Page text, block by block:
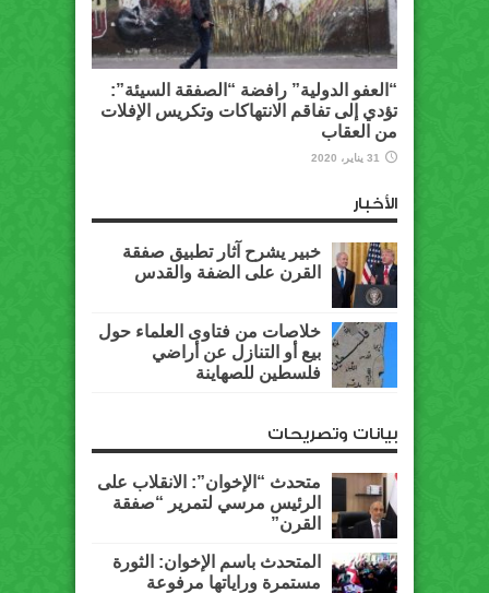
“العفو الدولية” رافضة “الصفقة السيئة”:
تؤدي إلى تفاقم الانتهاكات وتكريس الإفلات
من العقاب
31 يناير، 2020
الأخبار
خبير يشرح آثار تطبيق صفقة
القرن على الضفة والقدس
خلاصات من فتاوى العلماء حول
بيع أو التنازل عن أراضي
فلسطين للصهاينة
بيانات وتصريحات
متحدث “الإخوان”: الانقلاب على
الرئيس مرسي لتمرير “صفقة
القرن”
المتحدث باسم الإخوان: الثورة
مستمرة وراياتها مرفوعة